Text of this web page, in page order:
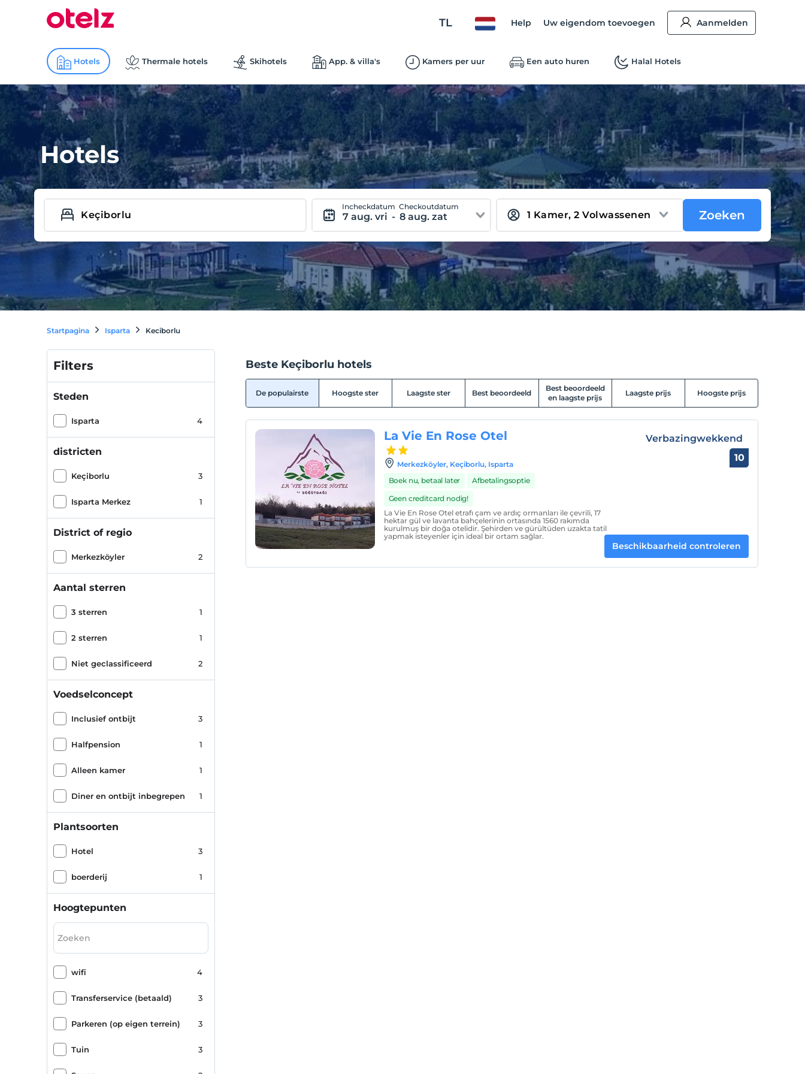
TL Help Uw eigendom toevoegen Aanmelden
Hotels Thermale hotels Skihotels App. & villa's Kamers per uur Een auto huren Halal Hotels
Hotels
Incheckdatum
7 aug. vri -
Checkoutdatum
8 aug. zat Zoeken
Startpagina Isparta Keciborlu
Filters
Steden
Isparta 4
districten
Keçiborlu 3
Isparta Merkez 1
District of regio
Merkezköyler 2
Aantal sterren
3 sterren 1
2 sterren 1
Niet geclassificeerd 2
Voedselconcept
Inclusief ontbijt 3
Halfpension 1
Alleen kamer 1
Diner en ontbijt inbegrepen 1
Plantsoorten
Hotel 3
boerderij 1
Hoogtepunten
wifi 4
Transferservice (betaald) 3
Parkeren (op eigen terrein) 3
Tuin 3
Beste Keçiborlu hotels
De populairste Hoogste ster Laagste ster Best beoordeeld
Best beoordeeld
en laagste prijs
Laagste prijs Hoogste prijs
La Vie En Rose Otel
Merkezköyler, Keçiborlu, Isparta
Boek nu, betaal later
Afbetalingsoptie
Geen creditcard nodig!
La Vie En Rose Otel etrafı çam ve ardıç ormanları ile çevrili, 17
hektar gül ve lavanta bahçelerinin ortasında 1560 rakımda
kurulmuş bir doğa otelidir. Şehirden ve gürültüden uzakta tatil
yapmak isteyenler için ideal bir ortam sağlar.
Verbazingwekkend
10
Beschikbaarheid controleren